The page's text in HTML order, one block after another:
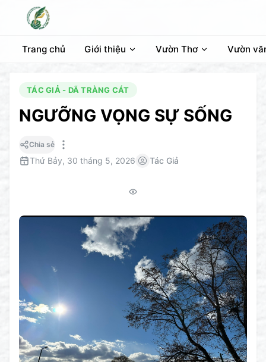
Trang chủ Giới thiệu Vườn Thơ Vườn
TÁC GIẢ - DÃ TRÀNG CÁT
NGƯỠNG VỌNG SỰ SỐNG
Chia sẻ
Thứ Bảy, 30 tháng 5, 2026 Tác Giả